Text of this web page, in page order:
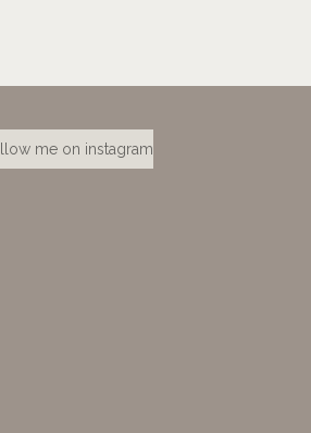
me on instagram